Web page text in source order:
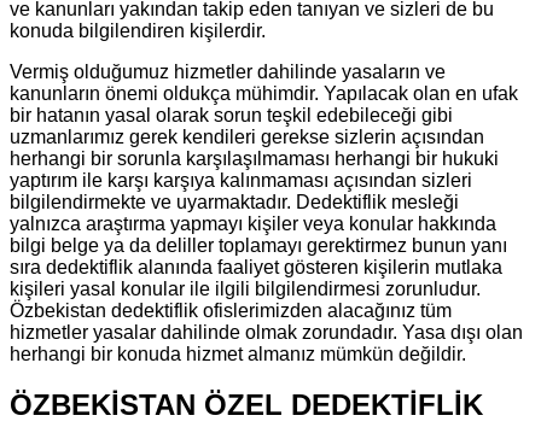
ve kanunları yakından takip eden tanıyan ve sizleri de bu
konuda bilgilendiren kişilerdir.
Vermiş olduğumuz hizmetler dahilinde yasaların ve
kanunların önemi oldukça mühimdir. Yapılacak olan en ufak
bir hatanın yasal olarak sorun teşkil edebileceği gibi
uzmanlarımız gerek kendileri gerekse sizlerin açısından
herhangi bir sorunla karşılaşılmaması herhangi bir hukuki
yaptırım ile karşı karşıya kalınmaması açısından sizleri
bilgilendirmekte ve uyarmaktadır. Dedektiflik mesleği
yalnızca araştırma yapmayı kişiler veya konular hakkında
bilgi belge ya da deliller toplamayı gerektirmez bunun yanı
sıra dedektiflik alanında faaliyet gösteren kişilerin mutlaka
kişileri yasal konular ile ilgili bilgilendirmesi zorunludur.
Özbekistan dedektiflik ofislerimizden alacağınız tüm
hizmetler yasalar dahilinde olmak zorundadır. Yasa dışı olan
herhangi bir konuda hizmet almanız mümkün değildir.
ÖZBEKİSTAN ÖZEL DEDEKTİFLİK